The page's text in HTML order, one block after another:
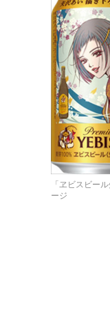
「ヱビスビー
ージ